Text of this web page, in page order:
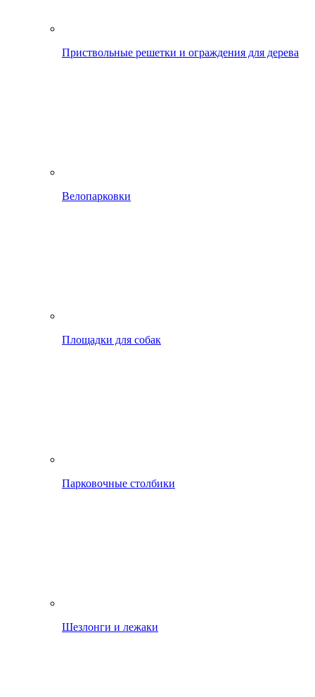
Приствольные решетки и ограждения для дерева
Велопарковки
Площадки для собак
Парковочные столбики
Шезлонги и лежаки